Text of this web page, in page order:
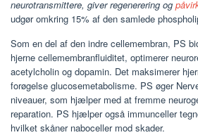
neurotransmittere, giver regenerering og
udgør omkring 15% af den samlede
Som en del af den indre cellemembran, PS
hjerne cellemembranfluiditet, optimerer
acetylcholin og dopamin. Det maksimerer
forøgelse glucosemetabolisme. PS øger
niveauer, som hjælper med at fremme
reparation. PS hjælper også immunceller
hvilket skåner naboceller mod skader.